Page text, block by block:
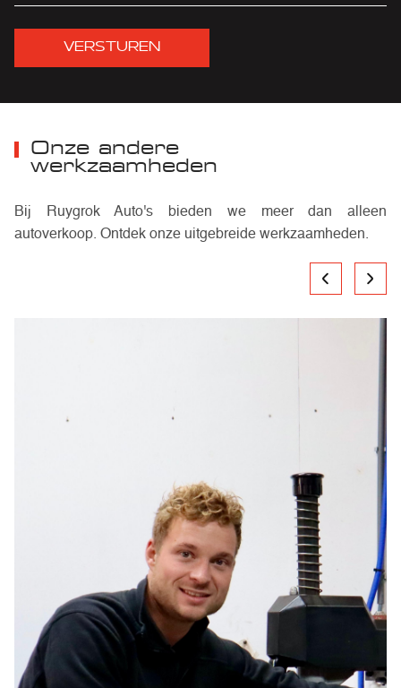
VERSTUREN
Onze andere
werkzaamheden
Bij Ruygrok Auto's bieden we meer dan alleen
autoverkoop. Ontdek onze uitgebreide werkzaamheden.